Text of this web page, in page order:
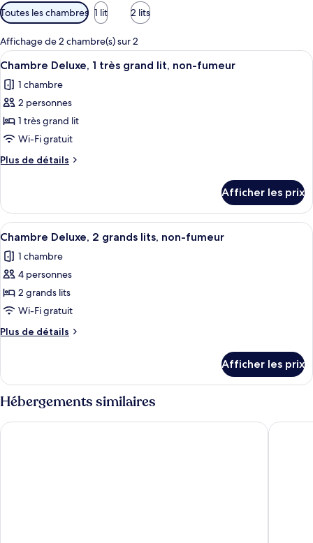
Filtres
disponibles
pour
les
chambres
Toutes les chambres 1 lit 2 lits
Affichage de 2 chambre(s) sur 2
Afficher
toutes
les
photos
pour
ce
type
de
Chambre
Deluxe,
1
très
grand
lit,
non-
fumeur
Une chambre d’hôtel moderne,
6
Chambre Deluxe, 1 très grand lit, non-fumeur
1 chambre
2 personnes
1 très grand lit
Wi-Fi gratuit
Plus de détails
Plus
Chambre
Deluxe,
1
grand
lit,
fumeur
Afficher les prix
Afficher
toutes
les
photos
pour
ce
type
de
Chambre
Deluxe,
2
grands
Une chambre d’hôtel avec deux lits,
5
Chambre Deluxe, 2 grands lits, non-fumeur
1 chambre
4 personnes
2 grands lits
Wi-Fi gratuit
Plus de détails
Plus
Chambre
Deluxe,
2
grands
lits,
Afficher les prix
Hébergements similaires
La Casa Inn Comfort